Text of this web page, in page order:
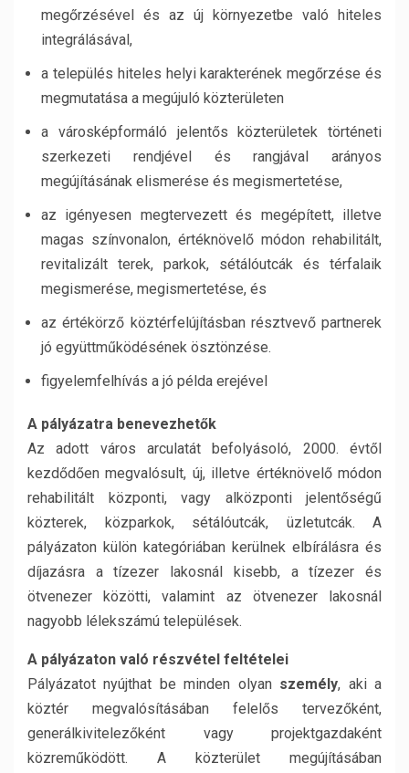
megőrzésével és az új környezetbe való hiteles
integrálásával,
a település hiteles helyi karakterének megőrzése és
megmutatása a megújuló közterületen
a városképformáló jelentős közterületek történeti
szerkezeti rendjével és rangjával arányos
megújításának elismerése és megismertetése,
az igényesen megtervezett és megépített, illetve
magas színvonalon, értéknövelő módon rehabilitált,
revitalizált terek, parkok, sétálóutcák és térfalaik
megismerése, megismertetése, és
az értékörző köztérfelújításban résztvevő partnerek
jó együttműködésének ösztönzése.
figyelemfelhívás a jó példa erejével
A pályázatra benevezhetők
Az adott város arculatát befolyásoló, 2000. évtől
kezdődően megvalósult, új, illetve értéknövelő módon
rehabilitált központi, vagy alközponti jelentőségű
közterek, közparkok, sétálóutcák, üzletutcák. A
pályázaton külön kategóriában kerülnek elbírálásra és
díjazásra a tízezer lakosnál kisebb, a tízezer és
ötvenezer közötti, valamint az ötvenezer lakosnál
nagyobb lélekszámú települések.
A pályázaton való részvétel feltételei
Pályázatot nyújthat be minden olyan személy, aki a
köztér megvalósításában felelős tervezőként,
generálkivitelezőként vagy projektgazdaként
közreműködött. A közterület megújításában